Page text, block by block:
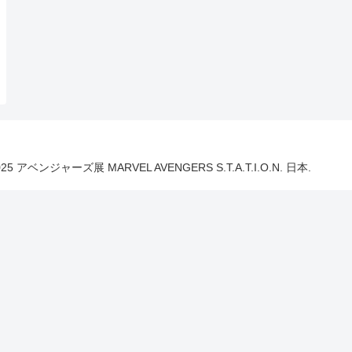
アベンジャーズ展 MARVEL AVENGERS S.T.A.T.I.O.N. 日本.